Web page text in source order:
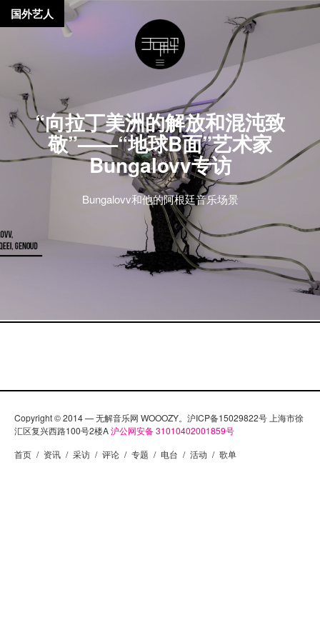
“向拉丁美洲的解放和混沌致
敬”——“地球B面”艺术家
Bungalovv专访
Bungalovv和他的阿根廷音乐场景
国外艺人
Copyright © 2014 — 无解音乐网 WOOOZY。沪ICP备15029822号 上海市徐
汇区复兴西路100号2楼A沪公网安备 31010402001859号
首页 / 资讯 / 采访 / 评论 / 专题 / 电台 / 活动 / 歌单